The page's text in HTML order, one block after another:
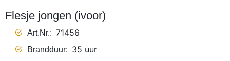
Flesje jongen (ivoor)
Art.Nr. 71456
Brandduur 35 uur